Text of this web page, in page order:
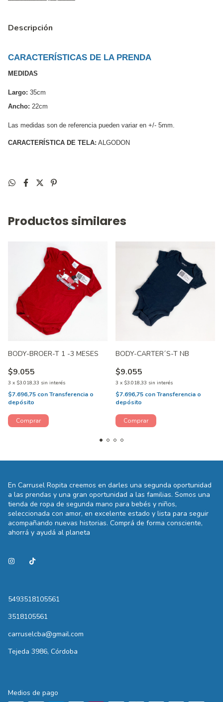
Descripción
CARACTERÍSTICAS DE LA PRENDA
MEDIDAS
Largo: 35cm
Ancho: 22cm
Las medidas son de referencia pueden variar en +/- 5mm.
CARACTERÍSTICA DE TELA: ALGODON
Productos similares
BODY-BROER-T 1 -3 MESES
$9.055
3 x $3.018,33 sin interés
$7.696,75 conTransferencia o
depósito
BODY-CARTER´S-T NB
$9.055
3 x $3.018,33 sin interés
$7.696,75 conTransferencia o
depósito
En Carrusel Ropita creemos en darles una segunda oportunidad
a las prendas y una gran oportunidad a las familias. Somos una
tienda de ropa de segunda mano para bebés y niños,
seleccionada con amor, en excelente estado y lista para seguir
acompañando nuevas historias. Comprá de forma consciente,
ahorrá y ayudá al planeta
5493518105561
3518105561
carruselcba@gmail.com
Tejeda 3986, Córdoba
Medios de pago